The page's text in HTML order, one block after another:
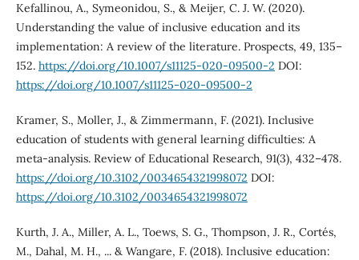
Kefallinou, A., Symeonidou, S., & Meijer, C. J. W. (2020).
Understanding the value of inclusive education and its
implementation: A review of the literature. Prospects, 49, 135–
152. https://doi.org/10.1007/s11125-020-09500-2 DOI:
https://doi.org/10.1007/s11125-020-09500-2
Kramer, S., Moller, J., & Zimmermann, F. (2021). Inclusive
education of students with general learning difficulties: A
meta-analysis. Review of Educational Research, 91(3), 432–478.
https://doi.org/10.3102/0034654321998072 DOI:
https://doi.org/10.3102/0034654321998072
Kurth, J. A., Miller, A. L., Toews, S. G., Thompson, J. R., Cortés,
M., Dahal, M. H., ... & Wangare, F. (2018). Inclusive education: